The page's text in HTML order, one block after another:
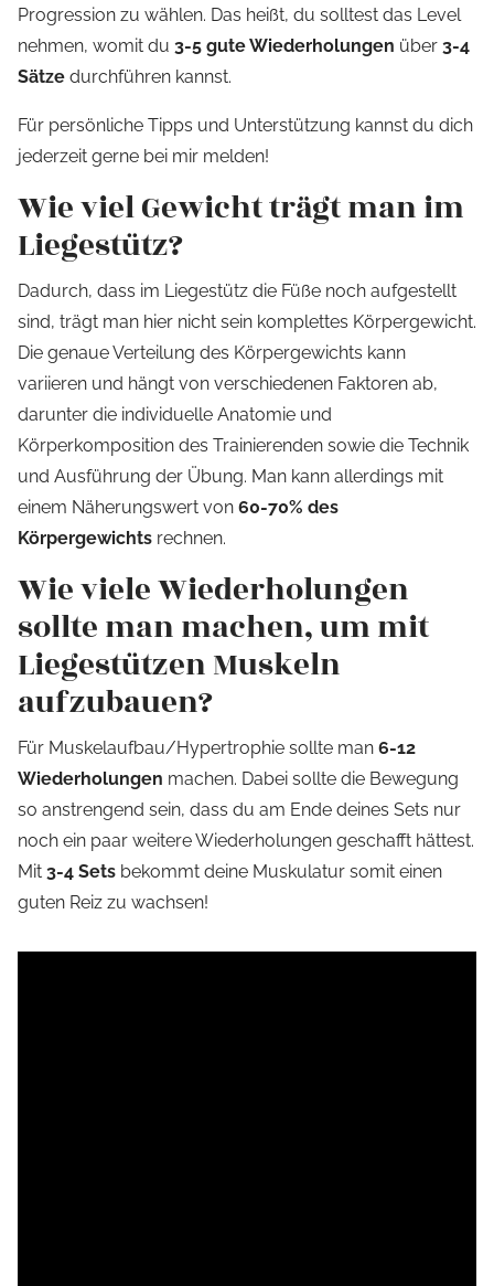
Progression zu wählen. Das heißt, du solltest das Level
nehmen, womit du 3-5 gute Wiederholungen über 3-4
Sätze durchführen kannst.
Für persönliche Tipps und Unterstützung kannst du dich
jederzeit gerne bei mir melden!
Wie viel Gewicht trägt man im
Liegestütz?
Dadurch, dass im Liegestütz die Füße noch aufgestellt
sind, trägt man hier nicht sein komplettes Körpergewicht.
Die genaue Verteilung des Körpergewichts kann
variieren und hängt von verschiedenen Faktoren ab,
darunter die individuelle Anatomie und
Körperkomposition des Trainierenden sowie die Technik
und Ausführung der Übung. Man kann allerdings mit
einem Näherungswert von 60-70% des
Körpergewichts rechnen.
Wie viele Wiederholungen
sollte man machen, um mit
Liegestützen Muskeln
aufzubauen?
Für Muskelaufbau/Hypertrophie sollte man 6-12
Wiederholungen machen. Dabei sollte die Bewegung
so anstrengend sein, dass du am Ende deines Sets nur
noch ein paar weitere Wiederholungen geschafft hättest.
Mit 3-4 Sets bekommt deine Muskulatur somit einen
guten Reiz zu wachsen!